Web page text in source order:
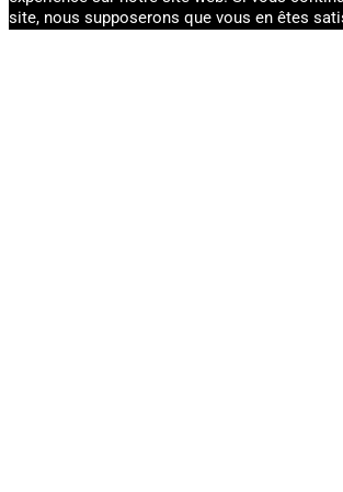
site, nous supposerons que vous en êtes